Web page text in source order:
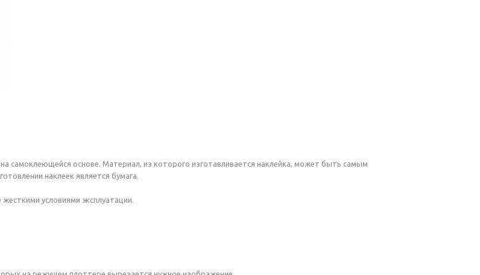
основе. Материал, из которого изготавливается наклейка, может быть самым
наклеек является бумага.
условиями эксплуатации.